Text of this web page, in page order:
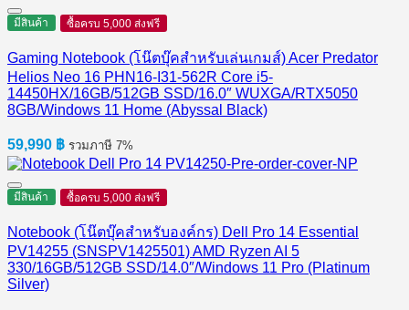
มีสินค้า ซื้อครบ 5,000 ส่งฟรี
Gaming Notebook (โน๊ตบุ๊คสำหรับเล่นเกมส์) Acer Predator
Helios Neo 16 PHN16-I31-562R Core i5-
14450HX/16GB/512GB SSD/16.0″ WUXGA/RTX5050
8GB/Windows 11 Home (Abyssal Black)
59,990 ฿ รวมภาษี 7%
มีสินค้า ซื้อครบ 5,000 ส่งฟรี
Notebook (โน๊ตบุ๊คสำหรับองค์กร) Dell Pro 14 Essential
PV14255 (SNSPV1425501) AMD Ryzen AI 5
330/16GB/512GB SSD/14.0″/Windows 11 Pro (Platinum
Silver)